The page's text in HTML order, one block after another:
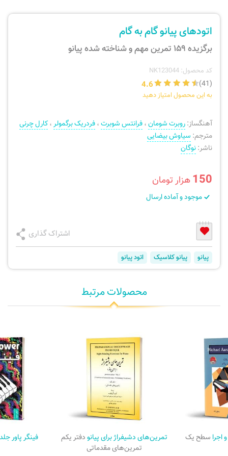
نی، فلوت، سازهای بادی
تئوری، هارمونی، فرم، تاریخ
دفتر نت و تمرین
ارسال سفارش
اتودهای پیانو گام به گام
برگزیده ۱۵۹ تمرین مهم و شناخته شده پیانو
کد محصول: NK123044
(41)
4.6
به این محصول امتیاز دهید
آهنگساز:روبرت شومان،فرانتس شوبرت،فردریک برگمولر ،کارل چرنی
مترجم: سیاوش بیضایی
ناشر:نوگان
150هزار تومان
موجود و آماده ارسال
اشتراک گذاری
پیانو پیانو کلاسیک اتود پیانو
محصولات مرتبط
اجرا سطح یک تمرین‌های دشیفراژ برای پیانودفتر یکم
تمرین‌های مقدماتی
فینگر پاور